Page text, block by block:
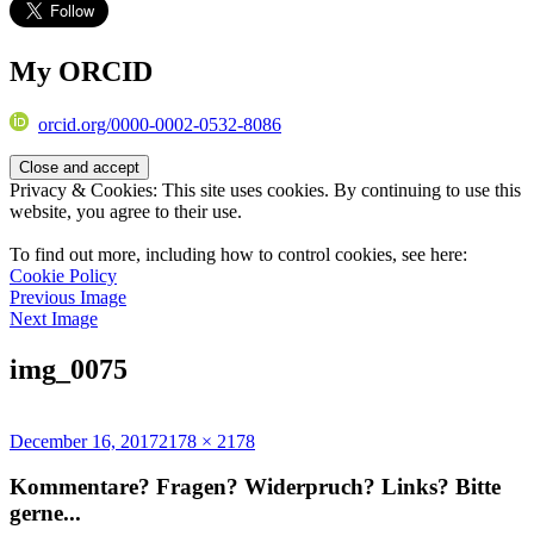
My ORCID
orcid.org/0000-0002-0532-8086
Privacy & Cookies: This site uses cookies. By continuing to use this
website, you agree to their use.
To find out more, including how to control cookies, see here:
Cookie Policy
Previous Image
Next Image
img_0075
Posted
December 16, 2017Full
2178 × 2178
Kommentare? Fragen? Widerpruch? Links? Bitte
gerne...